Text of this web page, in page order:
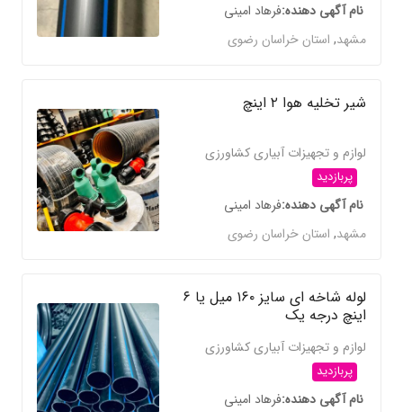
نام آگهی دهندهفرهاد امینی
مشهد,استان خراسان رضوی
شیر تخلیه هوا ۲ اینچ
لوازم و تجهیزات آبیاری کشاورزی
پربازدید
نام آگهی دهندهفرهاد امینی
مشهد,استان خراسان رضوی
لوله شاخه ای سایز ۱۶۰ میل یا ۶
اینچ در‌جه یک
لوازم و تجهیزات آبیاری کشاورزی
پربازدید
نام آگهی دهندهفرهاد امینی